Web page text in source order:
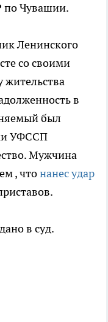
по Чувашии.
Ленинского
со своими
жительства
в
был
УФССП
Мужчина
, чтонанес удар
в суд.